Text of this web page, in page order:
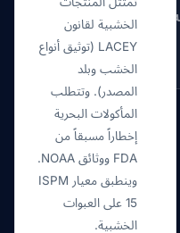
الخشبية لقانون
LACEY (توثيق أنواع
الخشب وبلد
المصدر). وتتطلب
المأكولات البحرية
إخطاراً مسبقاً من
FDA ووثائق NOAA.
وينطبق معيار ISPM
15 على العبوات
الخشبية.